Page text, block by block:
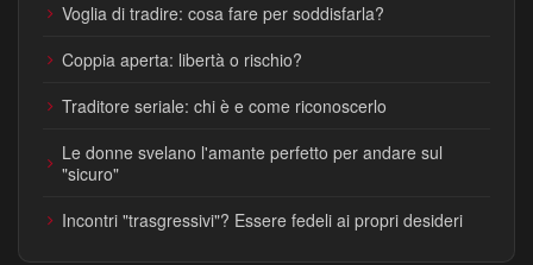
Voglia di tradire: cosa fare per soddisfarla?
Coppia aperta: libertà o rischio?
Traditore seriale: chi è e come riconoscerlo
Le donne svelano l'amante perfetto per andare sul
"sicuro"
Incontri "trasgressivi"? Essere fedeli ai propri desideri